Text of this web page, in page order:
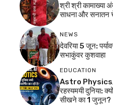
श्री श्री कामाख्या
साधना और सनातन
NEWS
देवरिया 5 जून:
सभाकुंवर कुशवाहा
EDUCATION
Astro
रहस्यमयी दुनिया:
सीखने का 1 जुनून?